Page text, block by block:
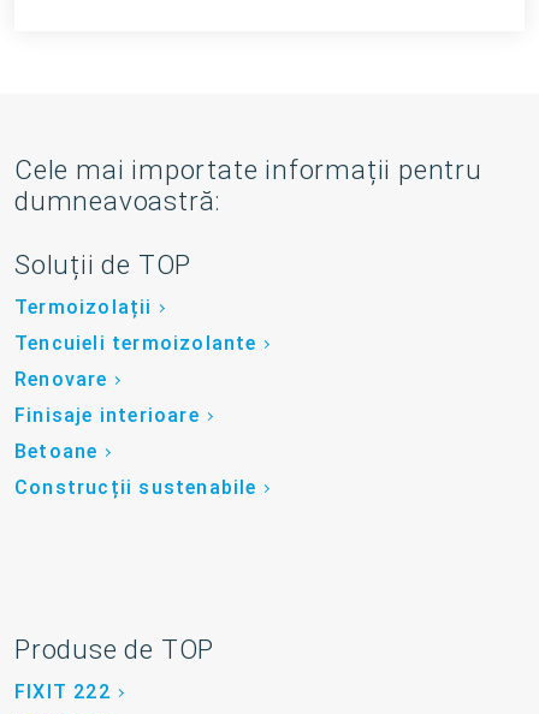
Cele mai importate informații pentru
dumneavoastră:
Soluții de TOP
Termoizolații
Tencuieli termoizolante
Renovare
Finisaje interioare
Betoane
Construcții sustenabile
Produse de TOP
FIXIT 222